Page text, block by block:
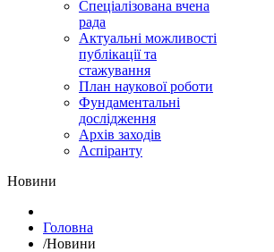
Спеціалізована вчена
рада
Актуальні можливості
публікації та
стажування
План наукової роботи
Фундаментальні
дослідження
Архів заходів
Аспіранту
Hовини
Головна
/Hовини